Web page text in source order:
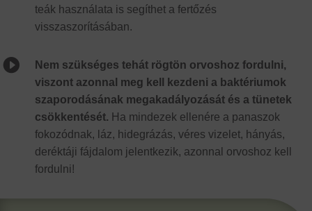
teák használata is segíthet a fertőzés
visszaszorításában.

Nem szükséges tehát rögtön orvoshoz fordulni,
viszont azonnal meg kell kezdeni a baktériumok
szaporodásának megakadályozását és a tünetek
csökkentését. Ha mindezek ellenére a panaszok
fokozódnak, láz, hidegrázás, véres vizelet, hányás,
deréktáji fájdalom jelentkezik, azonnal orvoshoz kell
fordulni!